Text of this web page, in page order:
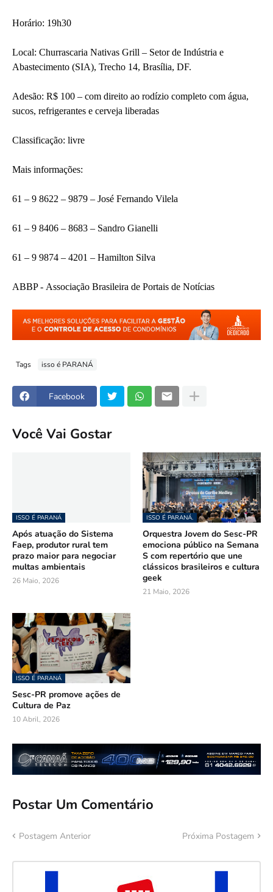
Horário: 19h30
Local: Churrascaria Nativas Grill – Setor de Indústria e
Abastecimento (SIA), Trecho 14, Brasília, DF.
Adesão: R$ 100 – com direito ao rodízio completo com água,
sucos, refrigerantes e cerveja liberadas
Classificação: livre
Mais informações:
61 – 9 8622 – 9879 – José Fernando Vilela
61 – 9 8406 – 8683 – Sandro Gianelli
61 – 9 9874 – 4201 – Hamilton Silva
ABBP - Associação Brasileira de Portais de Notícias
Tags isso é PARANÁ
Facebook
Você Vai Gostar
ISSO É PARANÁ
Após atuação do Sistema
Faep, produtor rural tem
prazo maior para negociar
multas ambientais
26 Maio, 2026
ISSO É PARANÁ.
Orquestra Jovem do Sesc-PR
emociona público na Semana
S com repertório que une
clássicos brasileiros e cultura
geek
21 Maio, 2026
ISSO É PARANÁ
Sesc-PR promove ações de
Cultura de Paz
10 Abril, 2026
Postar Um Comentário
Postagem Anterior Próxima Postagem